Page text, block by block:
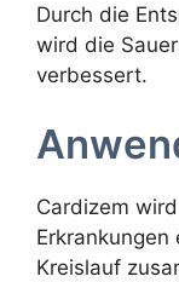
Durch die
wird die
verbessert.
Cardizem
Kreislauf